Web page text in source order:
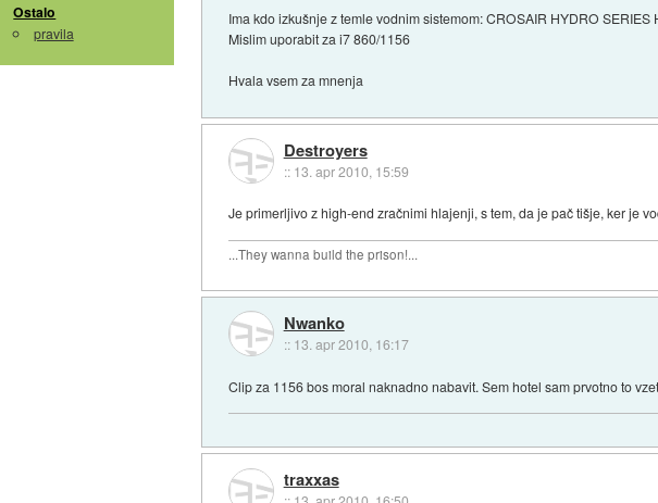
Ostalo
pravila
Ima kdo izkušnje z temle vodnim sistemom: CROSAIR HYDRO SERIES
Mislim uporabit za i7 860/1156
Hvala vsem za mnenja
Destroyers
:: 13. apr 2010, 15:59
Je primerljivo z high-end zračnimi hlajenji, s tem, da je pač tišje, ker je
...They wanna build the prison!...
Nwanko
:: 13. apr 2010, 16:17
Clip za 1156 bos moral naknadno nabavit. Sem hotel sam prvotno to
traxxas